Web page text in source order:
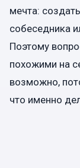
мечта:
собеседника
Поэтому
похожими на
возможно,
что именно